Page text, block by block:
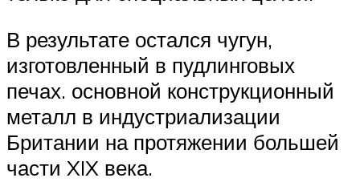
В результате остался чугун,
изготовленный в пудлинговых
печах. основной конструкционный
металл в индустриализации
Британии на протяжении большей
части XIX века.